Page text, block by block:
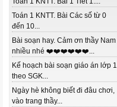
Toán 1 KNTT. Bài Các số từ 0
đến 10...
Bài soạn hay. Cảm ơn thầy Nam
nhiều nhé ❤️❤️❤️❤️❤️❤️...
Kế hoạch bài soạn giáo án lớp 1
theo SGK...
Ngày hè không biết đi đâu chơi,
vào trang thầy...